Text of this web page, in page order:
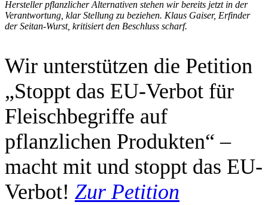
Hersteller pflanzlicher Alternativen stehen wir bereits jetzt in der
Verantwortung, klar Stellung zu beziehen. Klaus Gaiser, Erfinder
der Seitan-Wurst, kritisiert den Beschluss scharf.
Wir unterstützen die Petition
„Stoppt das EU-Verbot für
Fleischbegriffe auf
pflanzlichen Produkten“ –
macht mit und stoppt das EU-
Verbot! Zur Petition